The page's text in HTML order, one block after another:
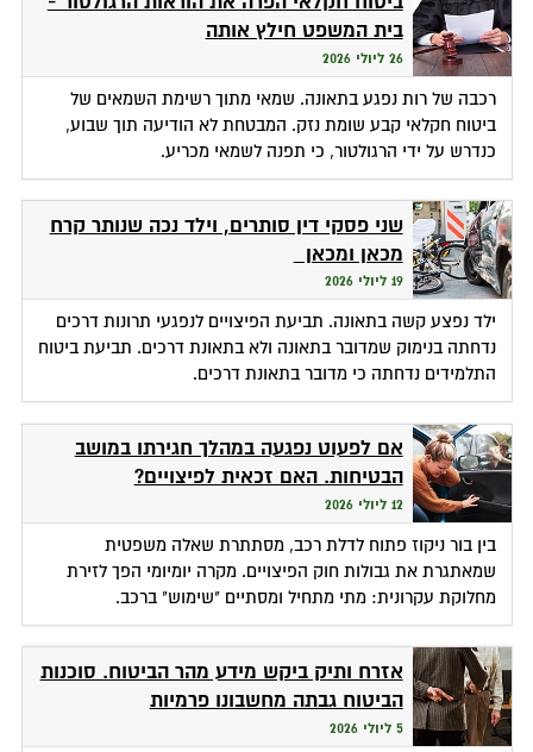
בית המשפט חילץ אותה
26 ליולי 2026
רכבה של רות נפגע בתאונה. שמאי מתוך רשימת השמאים של
ביטוח חקלאי קבע שומת נזק. המבטחת לא הודיעה תוך שבוע,
כנדרש על ידי הרגולטור, כי תפנה לשמאי מכריע.
שני פסקי דין סותרים, וילד נכה שנותר קרח
מכאן ומכאן
19 ליולי 2026
ילד נפצע קשה בתאונה. תביעת הפיצויים לנפגעי תרונות דרכים
נדחתה בנימוק שמדובר בתאונה ולא בתאונת דרכים. תביעת ביטוח
התלמידים נדחתה כי מדובר בתאונת דרכים.
אם לפעוט נפגעה במהלך חגירתו במושב
הבטיחות. האם זכאית לפיצויים?
12 ליולי 2026
בין בור ניקוז פתוח לדלת רכב, מסתתרת שאלה משפטית
שמאתגרת את גבולות חוק הפיצויים. מקרה יומיומי הפך לזירת
מחלוקת עקרונית: מתי מתחיל ומסתיים "שימוש" ברכב.
אזרח ותיק ביקש מידע מהר הביטוח. סוכנות
הביטוח גבתה מחשבונו פרמיות
5 ליולי 2026